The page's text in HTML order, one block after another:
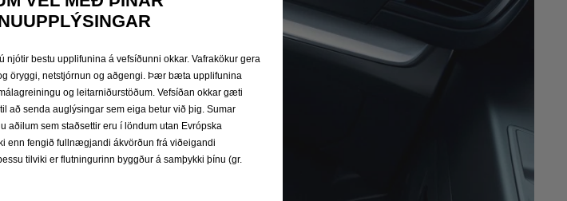
njótir bestu upplifunina á vefsíðunni okkar. Vafrakökur gera
öryggi, netstjórnun og aðgengi. Þær bæta upplifunina
og leitarniðurstöðum. Vefsíðan okkar gæti
að senda auglýsingar sem eiga betur við þig. Sumar
aðilum sem staðsettir eru í löndum utan Evrópska
enn fengið fullnægjandi ákvörðun frá viðeigandi
tilviki er flutningurinn byggður á samþykki þínu (gr.